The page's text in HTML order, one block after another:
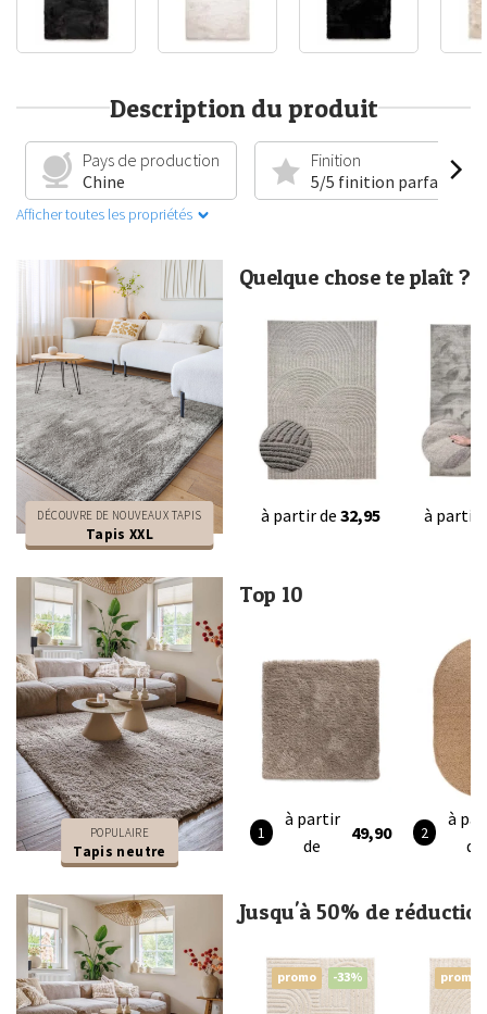
Description du produit
Pays de production
Chine
Finition
5/5 finition parfaite
Afficher toutes les propriétés
DÉCOUVRE DE NOUVEAUX TAPIS
Tapis XXL
Quelque chose te plaît ?
à partir de 32,95 à partir
POPULAIRE
Tapis neutre
Top 10
à partir
de
49,90
à
de
Jusqu'à 50% de
promo -33% promo